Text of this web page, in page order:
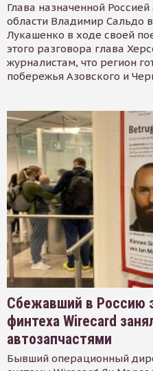
Глава назначенной
области Владимир Сальдо
Лукашенко в ходе своей
этого разговора глава
журналистам, что регион
побережья Азовского и
Сбежавший в Россию
финтеха Wirecard
автозапчастями
Бывший операционный